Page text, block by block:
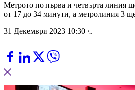
Метрото по първа и четвърта линия
от 17 до 34 минути, а метролиния 3
31 Декември 2023 10:30 ч.